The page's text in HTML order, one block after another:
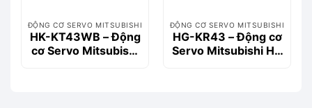
ĐỘNG CƠ SERVO MITSUBISHI
HK-KT43WB – Động
cơ Servo Mitsubishi
ĐỘNG CƠ SERVO MITSUBISHI
HG-KR43 – Động cơ
Servo Mitsubishi HG